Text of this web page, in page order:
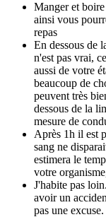
Manger et
ainsi vous
repas
En dessous de
n'est pas vrai,
aussi de votre
beaucoup de
peuvent très
dessous de la
mesure de
Après 1h il est
sang ne
estimera le
votre
J'habite pas
avoir un
pas une excuse.